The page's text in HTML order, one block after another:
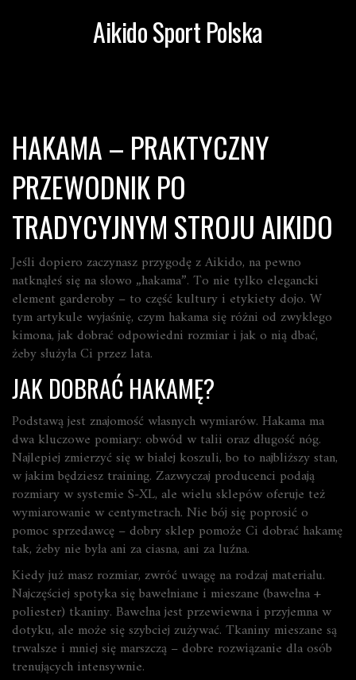
Aikido Sport Polska
HAKAMA – PRAKTYCZNY
PRZEWODNIK PO
TRADYCYJNYM STROJU AIKIDO
Jeśli dopiero zaczynasz przygodę z Aikido, na pewno
natknąłeś się na słowo „hakama”. To nie tylko elegancki
element garderoby – to część kultury i etykiety dojo. W
tym artykule wyjaśnię, czym hakama się różni od zwykłego
kimona, jak dobrać odpowiedni rozmiar i jak o nią dbać,
żeby służyła Ci przez lata.
JAK DOBRAĆ HAKAMĘ?
Podstawą jest znajomość własnych wymiarów. Hakama ma
dwa kluczowe pomiary: obwód w talii oraz długość nóg.
Najlepiej zmierzyć się w białej koszuli, bo to najbliższy stan,
w jakim będziesz training. Zazwyczaj producenci podają
rozmiary w systemie S‑XL, ale wielu sklepów oferuje też
wymiarowanie w centymetrach. Nie bój się poprosić o
pomoc sprzedawcę – dobry sklep pomoże Ci dobrać hakamę
tak, żeby nie była ani za ciasna, ani za luźna.
Kiedy już masz rozmiar, zwróć uwagę na rodzaj materiału.
Najczęściej spotyka się bawełniane i mieszane (bawełna +
poliester) tkaniny. Bawełna jest przewiewna i przyjemna w
dotyku, ale może się szybciej zużywać. Tkaniny mieszane są
trwalsze i mniej się marszczą – dobre rozwiązanie dla osób
trenujących intensywnie.